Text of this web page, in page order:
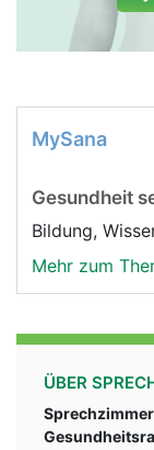
MySana
Gesundheit
Bildung,
Mehr zum
ÜBER